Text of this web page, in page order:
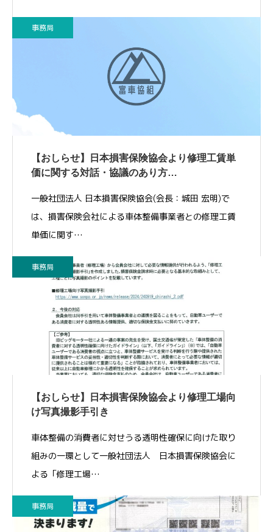
事務局
【おしらせ】日本損害保険協会より修理工賃単
価に関する対話・協議のあり方…
一般社団法人 日本損害保険協会(会長：城田 宏明)で
は、損害保険会社による車体整備事業者との修理工賃
単価に関す…
事務局
【おしらせ】日本損害保険協会より修理工場向
け写真撮影手引き
車体整備の消費者に対せうる透明性確保に向けた取り
組みの一環として一般社団法人 日本損害保険協会に
よる「修理工場…
事務局